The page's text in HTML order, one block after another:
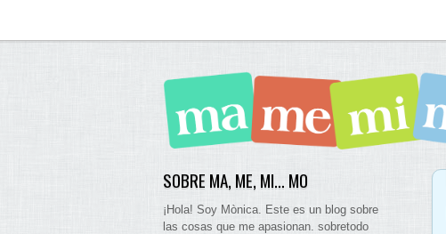
SOBRE MA, ME, MI… MO
¡Hola! Soy Mònica. Este es un blog sobre
las cosas que me apasionan. sobretodo